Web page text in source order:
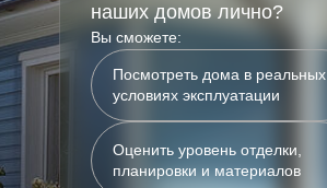
наших домов лично?
Вы сможете:
Посмотреть дома в реальных
условиях эксплуатации
Оценить уровень отделки,
планировки и материалов